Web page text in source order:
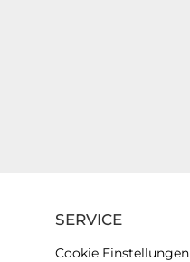
SERVICE
Cookie Einstellungen